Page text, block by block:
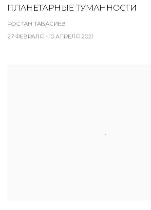
ПЛАНЕТАРНЫЕ ТУМАННОСТИ
РОСТАН ТАВАСИЕВ
27 ФЕВРАЛЯ - 10 АПРЕЛЯ 2021